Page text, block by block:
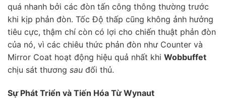
quá nhanh bởi các đòn tấn công thông thường trước
khi kịp phản đòn. Tốc Độ thấp cũng không ảnh hưởng
tiêu cực, thậm chí còn có lợi cho chiến thuật phản đòn
của nó, vì các chiêu thức phản đòn như Counter và
Mirror Coat hoạt động hiệu quả nhất khi Wobbuffet
chịu sát thương sau đối thủ.
Sự Phát Triển và Tiến Hóa Từ Wynaut